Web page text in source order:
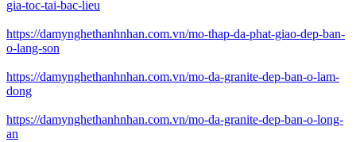
gia-toc-tai-bac-lieu
https://damynghethanhnhan.com.vn/mo-thap-da-phat-giao-dep-ban-
o-lang-son
https://damynghethanhnhan.com.vn/mo-da-granite-dep-ban-o-lam-
dong
https://damynghethanhnhan.com.vn/mo-da-granite-dep-ban-o-long-
an